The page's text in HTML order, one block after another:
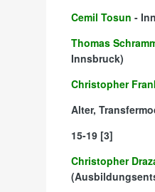
Cemil Tosun -
Thomas
Innsbruck)
Christopher
Alter,
15-19 [3]
Christopher